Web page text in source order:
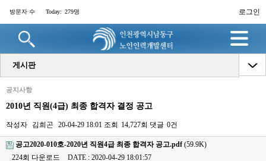
로그인
방문자 수 Today: 279명
게시판
공지사항
2010년 직원(4급) 최종 합격자 결정 공고
작성자 김희곤 20-04-29 18:01 조회 14,727회 댓글 0건
공고2020-010호-2020년 직원4급 최종 합격자 공고.pdf(59.9K)
224회 다운로드
DATE : 2020-04-29 18:01:57